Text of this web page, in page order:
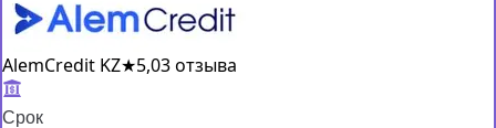
AlemCredit KZ★5,03 отзыва
Срок